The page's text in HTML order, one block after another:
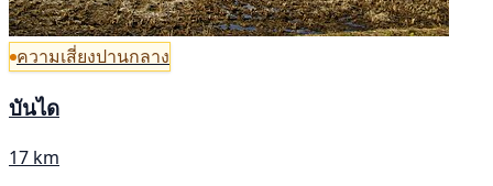
ความเสี่ยงปานกลาง
บันได
17 km